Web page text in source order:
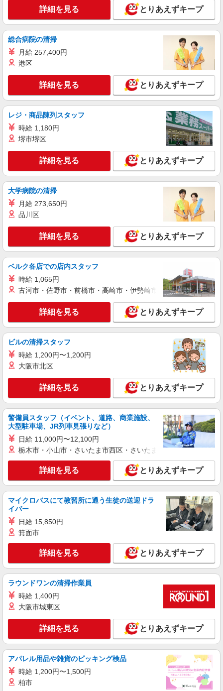
万円支給(規定有) お友達を紹介頂くと, インセンテ
ィブ支給(規定有) ★月2回払い・週払い可能（規程
有）★ ゜・。○。・゜+゜・。○。・゜+゜
大分県別府市の家電量販店
キープ 詳細を見る
派遣社員
株式会社シエロ
人気機種に詳しくなれる携帯販売
【softbank】
時給1400円〜1450円（経験・能力による） ※
残業代支給 ★交通費別途支給（規定あり） ゜
万円支給(規定有) お友達を紹介頂くと, インセンテ
有）★ ゜・。○。・゜+゜・。○。・゜+゜
大分県別府市の家電量販店
詳細を見る
株式会社シエロ
【docomo】人気機種に詳しくなれる携帯販売
時給1400円〜 ※残業代支給 ★交通費別途支給
（規定あり） ゜+゜・。○。・゜+゜・。○。・゜
+゜ 入社祝い金10万円支給(規定有) お友達を紹介
い・週払い可能（規程有）★ ゜・。○。・゜
+゜・。○。・゜+゜
キープ 詳細を見る
紹介予定派遣
株式会社シエロ
【softbank】人気機種に詳しくなれる携帯販
売
月給200000円〜273100円（経験・能力によ
る） ※試用期間あり4ヶ月 ※残業代支給 ★交通費
別途支給（規定あり） ゜+゜・。○。・゜+゜・。
○。・゜+゜ 入社祝い金10万円支給(規定有) お友達
を紹介頂くと, インセンティブ支給(規定有) ゜・。
○。・゜+゜・。○。・゜+゜
大分県別府市のsoftbankショップ
キープ 詳細を見る
紹介予定派遣
株式会社シエロ
【楽天モバイル】人気機種に詳しくなれる携帯
販売
時給1650円〜1850円（経験・能力による） ※
残業代支給 ★交通費別途支給（規定あり） ゜
+゜・。○。・゜+゜・。○。・゜+゜ 入社祝い金10
万円支給(規定有) お友達を紹介頂くと, インセンテ
ィブ支給(規定有) ★月2回払い・週払い可能（規程
有）★ ゜・。○。・゜+゜・。○。・゜+゜
大分県別府市の楽天モバイルショップ
キープ 詳細を見る
紹介予定派遣
株式会社シエロ
スマホ携帯販売【ソフトバンク】
時給1400円〜1450円（経験・能力による） ※
残業代支給 ★交通費別途支給（規定あり） ゜
+゜・。○。・゜+゜・。○。・゜+゜ 入社祝い金10
ィブ支給(規定有) ★月2回払い・週払い可能（規程
有）★ ゜・。○。・゜+゜・。○。・゜+゜
キープ 詳細を見る
派遣社員
株式会社シエロ
【softbank】人気機種に詳しくなれる携帯販
月給200000円〜273100円（経験・能力によ
る） ※試用期間あり4ヶ月 ※残業代支給 ★交通費
別途支給（規定あり） ゜+゜・。○。・゜+゜・。
○。・゜+゜ 入社祝い金10万円支給(規定有) お友達
を紹介頂くと, インセンティブ支給(規定有) ゜・。
○。・゜+゜・。○。・゜+゜
大分県別府市のsoftbankショップ
キープ 詳細を見る
派遣社員
詳細を見る とりあえずキープ
総合病院の清掃
月給 257,400円
港区
詳細を見る とりあえずキープ
レジ・商品陳列スタッフ
時給 1,180円
堺市堺区
詳細を見る とりあえずキープ
大学病院の清掃
月給 273,650円
品川区
詳細を見る とりあえずキープ
ベルク各店での店内スタッフ
時給 1,065円
古河市・佐野市・前橋市・高崎市・伊勢崎市・太田市・館林市
詳細を見る とりあえずキープ
ビルの清掃スタッフ
時給 1,200円〜1,200円
大阪市北区
詳細を見る とりあえずキープ
警備員スタッフ（イベント、道路、商業施設、
大型駐車場、JR列車見張りなど）
日給 11,000円〜12,100円
栃木市・小山市・さいたま市西区・さいたま市岩槻区・久喜市・
詳細を見る とりあえずキープ
マイクロバスにて教習所に通う生徒の送迎ドラ
イバー
日給 15,850円
箕面市
詳細を見る とりあえずキープ
ラウンドワンの清掃作業員
時給 1,400円
大阪市城東区
詳細を見る とりあえずキープ
アパレル用品や雑貨のピッキング検品
時給 1,200円〜1,500円
柏市